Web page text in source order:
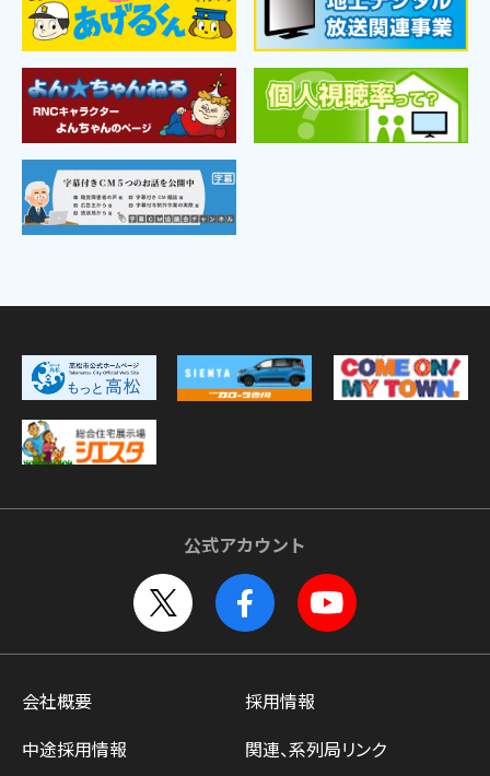
公式アカウント
会社概要
採用情報
中途採用情報
関連、系列局リンク